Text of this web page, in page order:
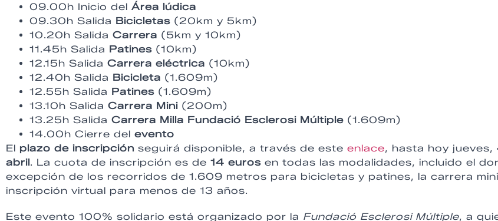
09.00h Inicio del Área lúdica
09.30h Salida Bicicletas (20km y 5km)
10.20h Salida Carrera (5km y 10km)
11.45h Salida Patines (10km)
12.15h Salida Carrera eléctrica (10km)
12.40h Salida Bicicleta (1.609m)
12.55h Salida Patines (1.609m)
13.10h Salida Carrera Mini (200m)
13.25h Salida Carrera Milla Fundació Esclerosi Múltiple (1.609m)
14.00h Cierre del evento
El plazo de inscripción seguirá disponible, a través de este enlace, hasta hoy jueves,
abril. La cuota de inscripción es de 14 euros en todas las modalidades, incluido el
excepción de los recorridos de 1.609 metros para bicicletas y patines, la carrera
inscripción virtual para menos de 13 años.
Este evento 100% solidario está organizado por la Fundació Esclerosi Múltiple, a